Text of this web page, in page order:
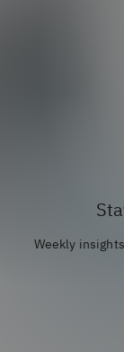
Weekly